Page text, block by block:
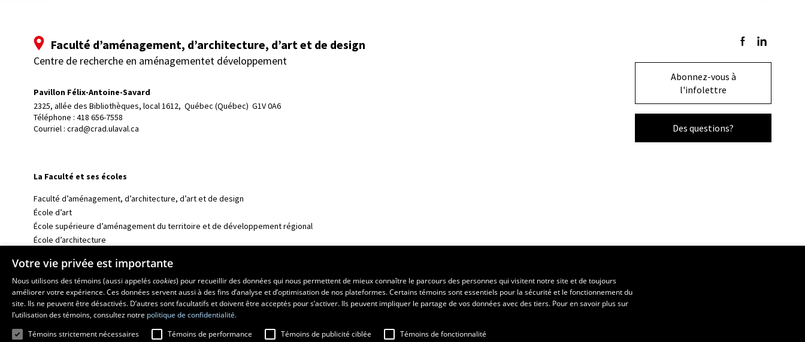
Faculté d’aménagement, d’architecture, d’art et de design
Centre de recherche en aménagementet développement
Pavillon Félix-Antoine-Savard
2325, allée des Bibliothèques, local 1612, Québec (Québec)  G1V 0A6
Téléphone : 418 656-7558
Courriel : crad@crad.ulaval.ca
Suivez-nous sur
Suivez-nous
Abonnez-vous à
l'infolettre
Des questions?
La Faculté et ses écoles
Faculté d’aménagement, d’architecture, d’art et de design
École d’art
École supérieure d’aménagement du territoire et de développement régional
École d’architecture
Votre vie privée est importante
Nous utilisons des témoins (aussi appeléscookies) pour recueillir des données qui nous permettent de mieux connaître le parcours des personnes qui visitent notre site et de toujours
améliorer votre expérience. Ces données servent aussi à des fins d’analyse et d’optimisation de nos plateformes. Certains témoins sont essentiels pour la sécurité et le fonctionnement du
site. Ils ne peuvent être désactivés. D’autres sont facultatifs et doivent être acceptés pour s’activer. Ils peuvent impliquer le partage de vos données avec des tiers. Pour en savoir plus sur
l’utilisation des témoins, consultez notre politique de confidentialité.
Témoins strictement nécessaires
Témoins de performance Témoins de publicité ciblée Témoins de fonctionnalité